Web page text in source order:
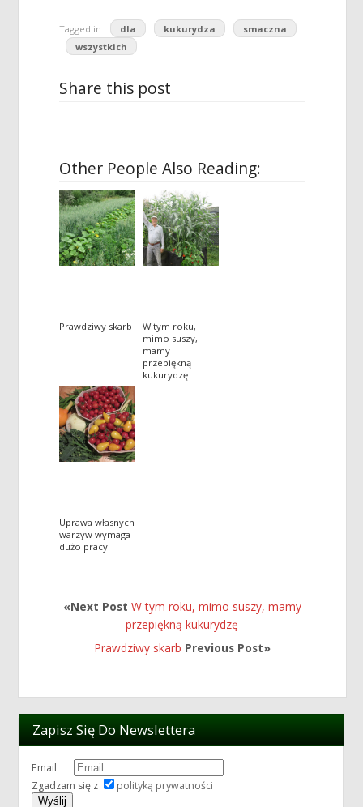
Tagged in dla kukurydza
smaczna
wszystkich
Share this post
Other People Also Reading:
Prawdziwy skarb
W tym roku,
mimo suszy,
mamy
przepiękną
kukurydzę
Uprawa własnych
warzyw wymaga
dużo pracy
«Next Post W tym roku, mimo suszy, mamy
przepiękną kukurydzę
Prawdziwy skarb Previous Post»
Zapisz Się Do Newslettera
Email
Zgadzam się z
polityką prywatności